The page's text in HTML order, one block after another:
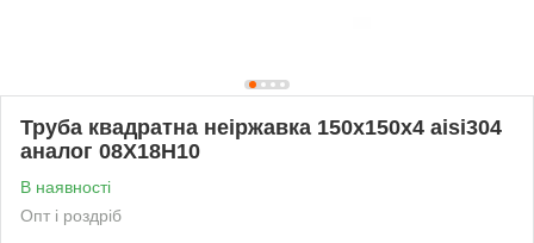
Труба квадратна неіржавка 150х150х4 aisi304
аналог 08Х18Н10
В наявності
Опт і роздріб